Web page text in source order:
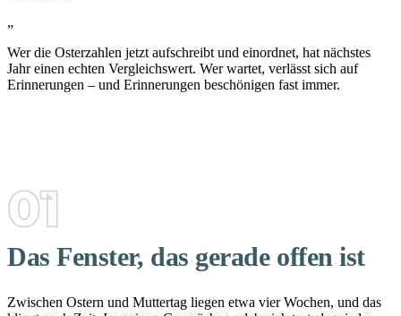
„
Wer die Osterzahlen jetzt aufschreibt und einordnet, hat nächstes
Jahr einen echten Vergleichswert. Wer wartet, verlässt sich auf
Erinnerungen – und Erinnerungen beschönigen fast immer.
Das Fenster, das gerade offen ist
Zwischen Ostern und Muttertag liegen etwa vier Wochen, und das